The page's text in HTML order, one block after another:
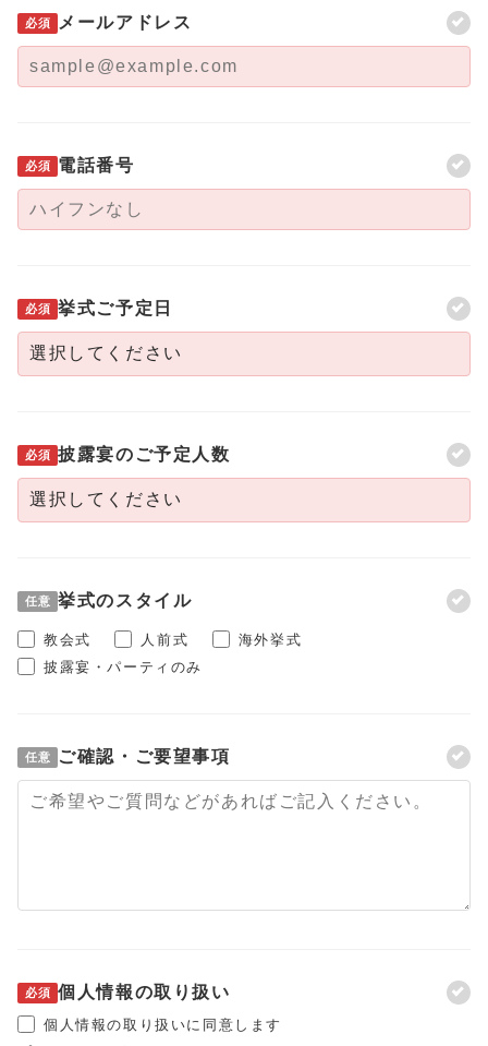
必須 メールアドレス
必須 電話番号
必須 挙式ご予定日
必須 披露宴のご予定人数
任意 挙式のスタイル
教会式 人前式
海外挙式
披露宴・パーティのみ
任意 ご確認・ご要望事項
必須 個人情報の取り扱い
個人情報の取り扱いに同意します